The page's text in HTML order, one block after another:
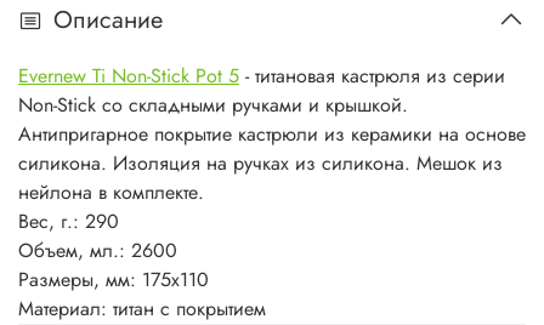
Описание
Evernew Ti Non-Stick Pot 5 - титановая кастрюля из серии
Non-Stick со складными ручками и крышкой.
Антипригарное покрытие кастрюли из керамики на основе
силикона. Изоляция на ручках из силикона. Мешок из
нейлона в комплекте.
Вес, г.: 290
Объем, мл.: 2600
Размеры, мм: 175х110
Материал: титан с покрытием